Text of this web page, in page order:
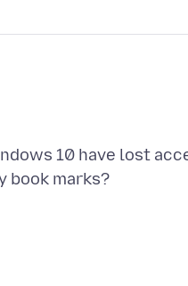
10 have lost